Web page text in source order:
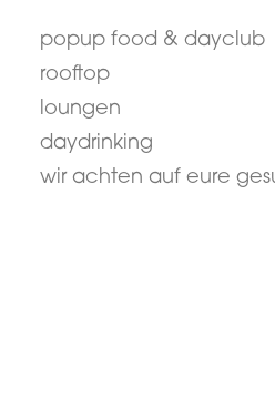
popup food & dayclub
rooftop
loungen
daydrinking
wir achten auf eure